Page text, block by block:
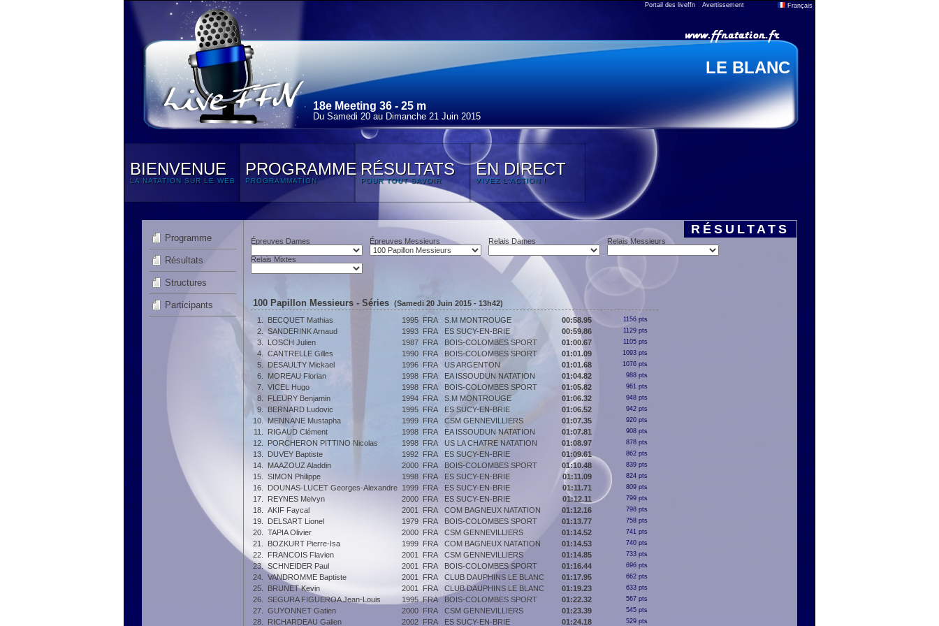
Portail des liveffn Avertissement Français
LE BLANC
18e Meeting 36 - 25 m
Du Samedi 20 au Dimanche 21 Juin 2015
BIENVENUE
LA NATATION SUR LE WEB
PROGRAMME
PROGRAMMATION
RÉSULTATS
POUR TOUT SAVOIR
EN DIRECT
VIVEZ L'ACTION !
Programme
Résultats
Structures
Participants
RÉSULTATS
Épreuves Dames Épreuves Messieurs Relais Dames Relais Messieurs
Relais Mixtes
100 Papillon Messieurs - Séries (Samedi 20 Juin 2015 - 13h42)
1.
BECQUET Mathias 1995 FRA S.M MONTROUGE 00:58.95 1156 pts
2. SANDERINK Arnaud 1993 FRA ES SUCY-EN-BRIE 00:59.86 1129 pts
3. LOSCH Julien 1987 FRA BOIS-COLOMBES SPORT 01:00.67 1105 pts
4. CANTRELLE Gilles 1990 FRA BOIS-COLOMBES SPORT 01:01.09 1093 pts
5. DESAULTY Mickael 1996 FRA US ARGENTON 01:01.68 1076 pts
6. MOREAU Florian 1998 FRA EA ISSOUDUN NATATION 01:04.82 988 pts
7. VICEL Hugo 1998 FRA BOIS-COLOMBES SPORT 01:05.82 961 pts
8. FLEURY Benjamin 1994 FRA S.M MONTROUGE 01:06.32 948 pts
9. BERNARD Ludovic 1995 FRA ES SUCY-EN-BRIE 01:06.52 942 pts
10. MENNANE Mustapha 1999 FRA CSM GENNEVILLIERS 01:07.35 920 pts
11. RIGAUD Clément 1998 FRA EA ISSOUDUN NATATION 01:07.81 908 pts
12. PORCHERON PITTINO Nicolas 1998 FRA US LA CHATRE NATATION 01:08.97 878 pts
13. DUVEY Baptiste 1992 FRA ES SUCY-EN-BRIE 01:09.61 862 pts
14. MAAZOUZ Aladdin 2000 FRA BOIS-COLOMBES SPORT 01:10.48 839 pts
15. SIMON Philippe 1998 FRA ES SUCY-EN-BRIE 01:11.09 824 pts
16. DOUNAS-LUCET Georges-Alexandre 1999 FRA ES SUCY-EN-BRIE 01:11.71 809 pts
17. REYNES Melvyn 2000 FRA ES SUCY-EN-BRIE 01:12.11 799 pts
18. AKIF Faycal 2001 FRA COM BAGNEUX NATATION 01:12.16 798 pts
19. DELSART Lionel 1979 FRA BOIS-COLOMBES SPORT 01:13.77 758 pts
20. TAPIA Olivier 2000 FRA CSM GENNEVILLIERS 01:14.52 741 pts
21. BOZKURT Pierre-Isa 1999 FRA COM BAGNEUX NATATION 01:14.53 740 pts
22. FRANCOIS Flavien 2001 FRA CSM GENNEVILLIERS 01:14.85 733 pts
23. SCHNEIDER Paul 2001 FRA BOIS-COLOMBES SPORT 01:16.44 696 pts
24. VANDROMME Baptiste 2001 FRA CLUB DAUPHINS LE BLANC 01:17.95 662 pts
25. BRUNET Kevin 2001 FRA CLUB DAUPHINS LE BLANC 01:19.23 633 pts
26. SEGURA FIGUEROA Jean-Louis 1995 FRA BOIS-COLOMBES SPORT 01:22.32 567 pts
27. GUYONNET Gatien 2000 FRA CSM GENNEVILLIERS 01:23.39 545 pts
28. RICHARDEAU Galien 2002 FRA ES SUCY-EN-BRIE 01:24.18 529 pts